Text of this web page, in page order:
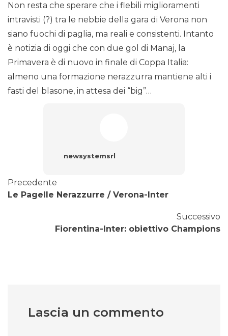
Non resta che sperare che i flebili miglioramenti
intravisti (?) tra le nebbie della gara di Verona non
siano fuochi di paglia, ma reali e consistenti. Intanto
è notizia di oggi che con due gol di Manaj, la
Primavera è di nuovo in finale di Coppa Italia:
almeno una formazione nerazzurra mantiene alti i
fasti del blasone, in attesa dei “big”…
newsystemsrl
Precedente
Le Pagelle Nerazzurre / Verona-Inter
Successivo
Fiorentina-Inter: obiettivo Champions
Lascia un commento